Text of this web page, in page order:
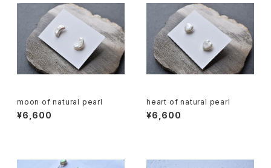
moon of natural pearl
¥6,600
heart of natural pearl
¥6,600